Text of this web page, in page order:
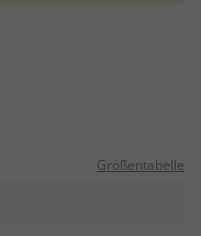
Größentabelle